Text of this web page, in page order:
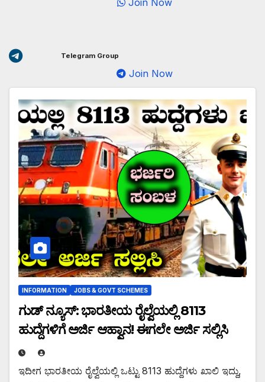
Join Now
Telegram Group
Join Now
INFORMATION JOBS & GOVT SCHEMES
ಗುಡ್ ನ್ಯೂಸ್: ಭಾರತೀಯ ರೈಲ್ವೆಯಲ್ಲಿ 8113
ಹುದ್ದೆಗಳಿಗೆ ಅರ್ಜಿ ಆಹ್ವಾನ! ಈಗಲೇ ಅರ್ಜಿ ಸಲ್ಲಿಸಿ
ಇದೀಗ ಭಾರತೀಯ ರೈಲ್ವೆಯಲ್ಲಿ ಒಟ್ಟು 8113 ಹುದ್ದೆಗಳು ಖಾಲಿ ಇದ್ದು,